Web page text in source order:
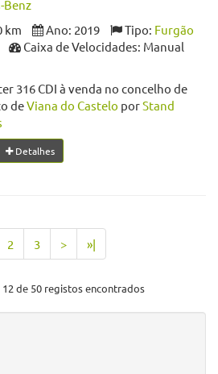
Benz
km
Ano: 2019 Tipo: Furgão
Caixa de Velocidades: Manual
316 CDI à venda no concelho de
deViana do Castelo porStand
Detalhes
2 3 > »|
de 50 registos encontrados